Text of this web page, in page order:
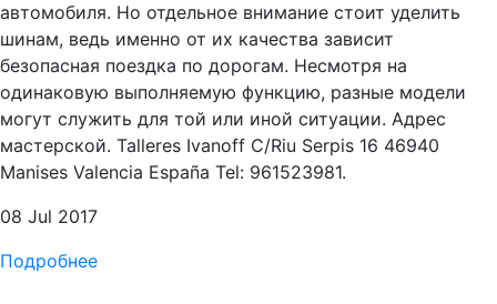
автомобиля. Но отдельное внимание стоит уделить
шинам, ведь именно от их качества зависит
безопасная поездка по дорогам. Несмотря на
одинаковую выполняемую функцию, разные модели
могут служить для той или иной ситуации. Адрес
мастерской. Talleres Ivanoff C/Riu Serpis 16 46940
Manises Valencia España Tel: 961523981.
08 Jul 2017
Подробнее